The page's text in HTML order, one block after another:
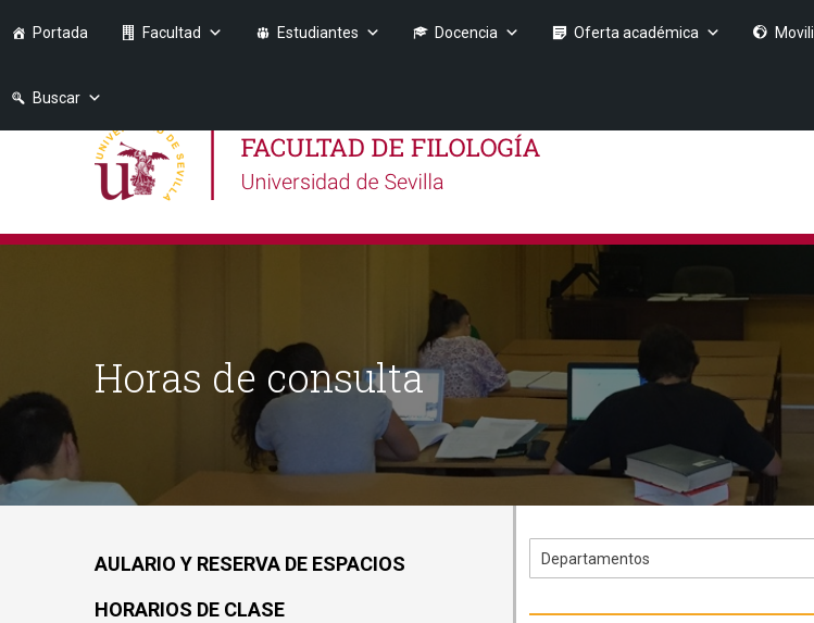
Portada Facultad Estudiantes Docencia Oferta académica
Buscar
Horas de consulta
AULARIO Y RESERVA DE ESPACIOS
HORARIOS DE CLASE